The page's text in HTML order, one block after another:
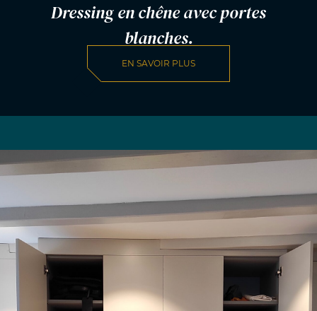
Dressing en chêne avec portes
blanches.
EN SAVOIR PLUS